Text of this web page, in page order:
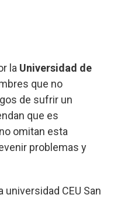
la Universidad de
que no
de sufrir un
que es
omitan esta
problemas y
CEU San